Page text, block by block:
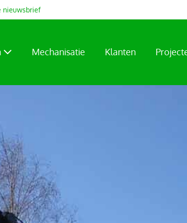
nieuwsbrief
Mechanisatie Klanten